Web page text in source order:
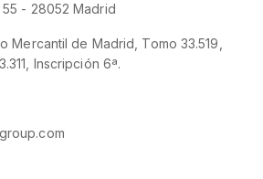
- 28052 Madrid
Mercantil de Madrid, Tomo 33.519,
Inscripción 6ª.